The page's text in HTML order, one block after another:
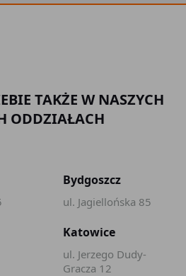
TAKŻE W NASZYCH
ODDZIAŁACH
Bydgoszcz
ul. Jagiellońska 85
Katowice
ul. Jerzego Dudy-
Gracza 12